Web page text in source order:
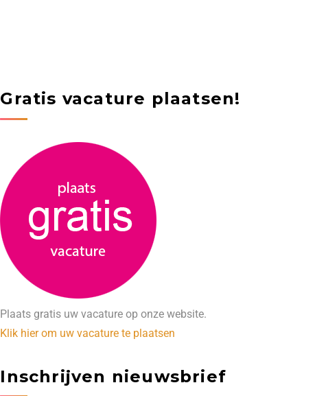
Gratis vacature plaatsen!
Plaats gratis uw vacature op onze website.
Klik hier om uw vacature te plaatsen
Inschrijven nieuwsbrief